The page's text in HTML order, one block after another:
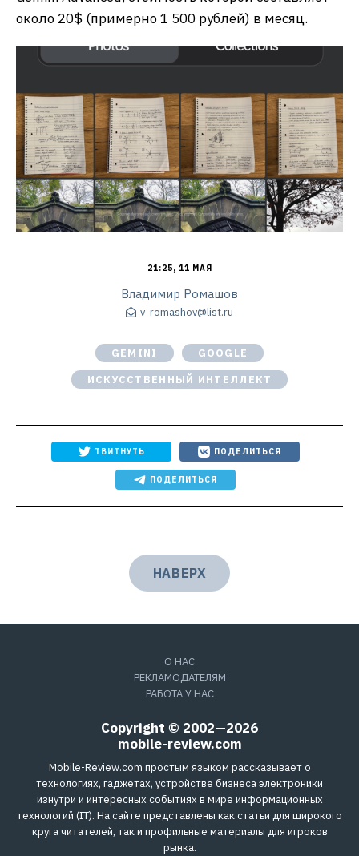
около 20$ (примерно 1 500 рублей) в месяц.
21:25, 11 МАЯ
Владимир Ромашов
v_romashov@list.ru
GEMINI
GOOGLE
ИСКУССТВЕННЫЙ ИНТЕЛЛЕКТ
ТВИТНУТЬ ПОДЕЛИТЬСЯ
ПОДЕЛИТЬСЯ
НАВЕРХ
О НАС
РЕКЛАМОДАТЕЛЯМ
РАБОТА У НАС
Copyright © 2002—2026
mobile-review.com
Mobile-Review.com простым языком рассказывает о
технологиях, гаджетах, устройстве бизнеса электроники
изнутри и интересных событиях в мире информационных
технологий (IT). На сайте представлены как статьи для широкого
круга читателей, так и профильные материалы для игроков
рынка.